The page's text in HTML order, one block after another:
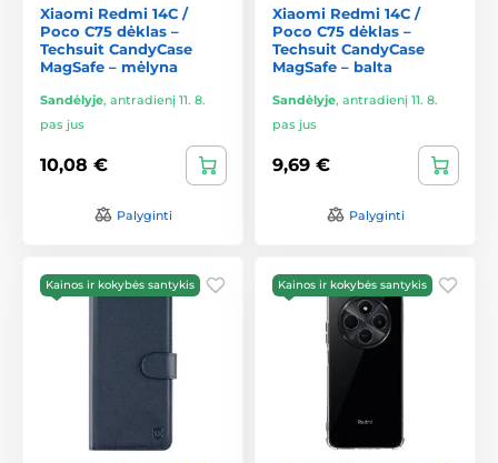
Xiaomi Redmi 14C /
Poco C75 dėklas –
Techsuit CandyCase
MagSafe – mėlyna
Sandėlyje, antradienį 11. 8.
pas jus
10,08 €
Palyginti
Xiaomi Redmi 14C /
Poco C75 dėklas –
Techsuit CandyCase
MagSafe – balta
Sandėlyje, antradienį 11. 8.
pas jus
9,69 €
Palyginti
Kainos ir kokybės santykis Kainos ir kokybės santykis